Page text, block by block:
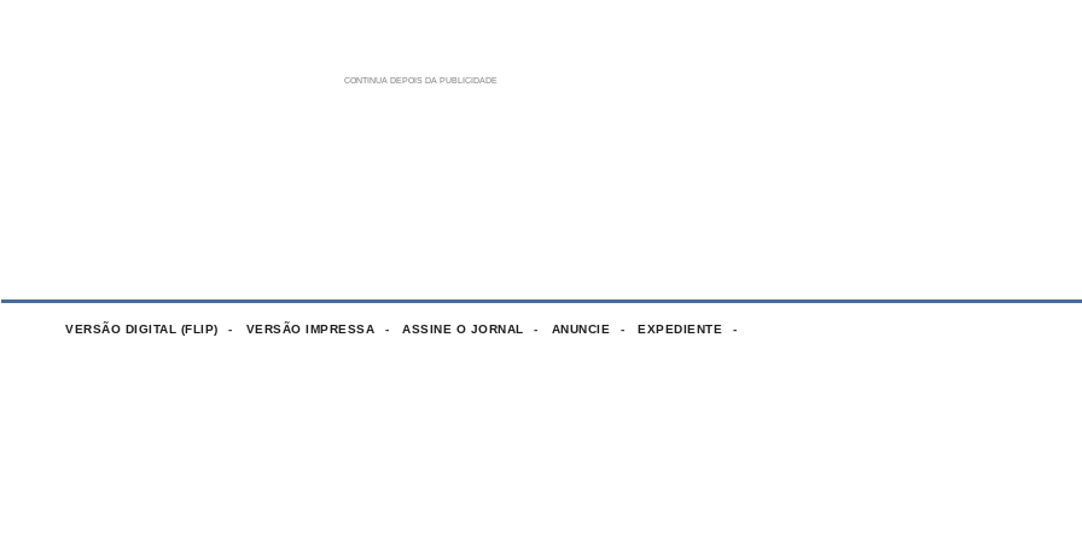
VERSÃO DIGITAL (FLIP) VERSÃO IMPRESSA ASSINE O JORNAL ANUNCIE EXPEDIENTE